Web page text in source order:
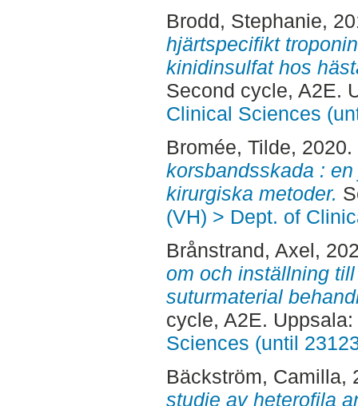
Brodd, Stephanie,
hjärtspecifikt
kinidinsulfat hos
Second cycle, A2E.
Clinical Sciences
Bromée, Tilde, 2020.
korsbandsskada :
kirurgiska metoder.
(VH) > Dept. of
Brånstrand, Axel,
om och inställning
suturmaterial
cycle, A2E. Uppsala:
Sciences (until
Bäckström, Camilla,
studie av heterofila